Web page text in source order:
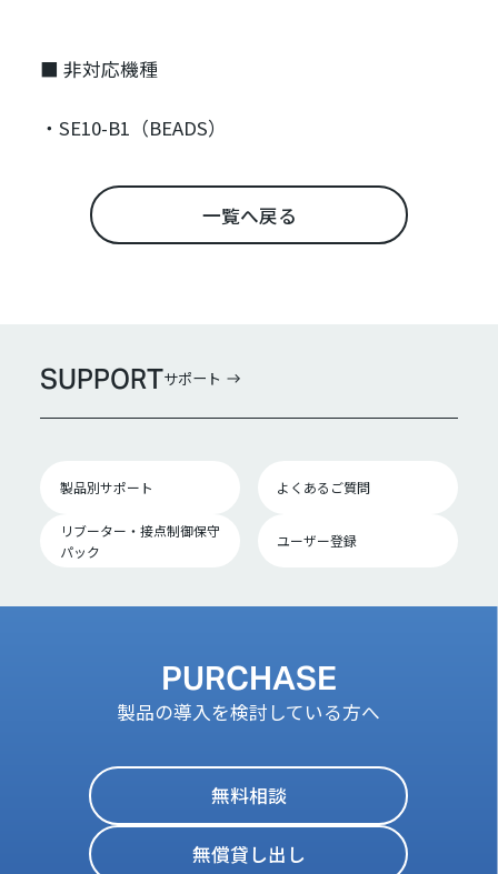
■ 非対応機種
SE10-B1（BEADS）
一覧へ戻る
SUPPORTサポート
製品別サポート よくあるご質問
リブーター・接点制御保守
パック
ユーザー登録
PURCHASE
製品の導入を検討している方へ
無料相談
無償貸し出し